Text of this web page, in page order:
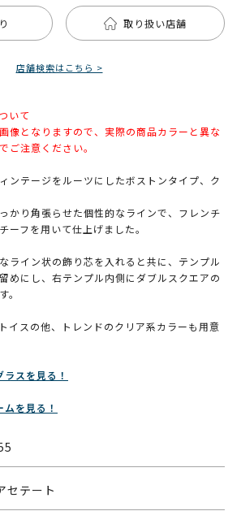
取り扱い店舗
店舗検索はこちら >
いて
像となりますので、実際の商品カラーと異な
ご注意ください。
ンテージをルーツにしたボストンタイプ、ク
かり角張らせた個性的なラインで、フレンチ
ーフを用いて仕上げました。
ライン状の飾り芯を入れると共に、テンプル
めにし、右テンプル内側にダブルスクエアの
。
イスの他、トレンドのクリア系カラーも用意
スを見る！
を見る！
セテート